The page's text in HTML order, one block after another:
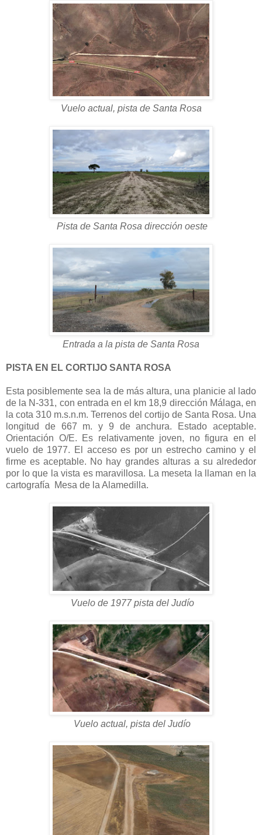
Vuelo actual, pista de Santa Rosa
Pista de Santa Rosa dirección oeste
Entrada a la pista de Santa Rosa
PISTA EN EL CORTIJO SANTA ROSA
Esta posiblemente sea la de más altura, una planicie al lado
de la N-331, con entrada en el km 18,9 dirección Málaga, en
la cota 310 m.s.n.m. Terrenos del cortijo de Santa Rosa. Una
longitud de 667 m. y 9 de anchura. Estado aceptable.
Orientación O/E. Es relativamente joven, no figura en el
vuelo de 1977. El acceso es por un estrecho camino y el
firme es aceptable. No hay grandes alturas a su alrededor
por lo que la vista es maravillosa. La meseta la llaman en la
cartografía Mesa de la Alamedilla.
Vuelo de 1977 pista del Judío
Vuelo actual, pista del Judío